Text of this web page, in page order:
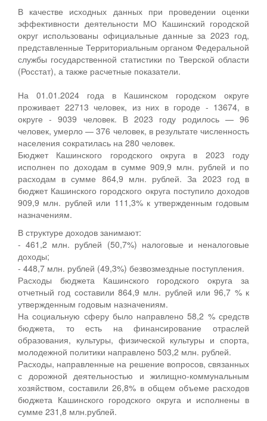
В качестве исходных данных при проведении оценки
эффективности деятельности МО Кашинский городской
округ использованы официальные данные за 2023 год,
представленные Территориальным органом Федеральной
службы государственной статистики по Тверской области
(Росстат), а также расчетные показатели.
На 01.01.2024 года в Кашинском городском округе
проживает 22713 человек, из них в городе - 13674, в
округе - 9039 человек. В 2023 году родилось — 96
человек, умерло — 376 человек, в результате численность
населения сократилась на 280 человек.
Бюджет Кашинского городского округа в 2023 году
исполнен по доходам в сумме 909,9 млн. рублей и по
расходам в сумме 864,9 млн. рублей. За 2023 год в
бюджет Кашинского городского округа поступило доходов
909,9 млн. рублей или 111,3% к утвержденным годовым
назначениям.
В структуре доходов занимают:
- 461,2 млн. рублей (50,7%) налоговые и неналоговые
доходы;
- 448,7 млн. рублей (49,3%) безвозмездные поступления.
Расходы бюджета Кашинского городского округа за
отчетный год составили 864,9 млн. рублей или 96,7 % к
утвержденным годовым назначениям.
На социальную сферу было направлено 58,2 % средств
бюджета, то есть на финансирование отраслей
образования, культуры, физической культуры и спорта,
молодежной политики направлено 503,2 млн. рублей.
Расходы, направленные на решение вопросов, связанных
с дорожной деятельностью и жилищно-коммунальным
хозяйством, составили 26,8% в общем объеме расходов
бюджета Кашинского городского округа и исполнены в
сумме 231,8 млн.рублей.